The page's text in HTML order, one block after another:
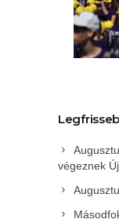
végeznek